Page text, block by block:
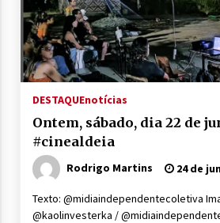
DESTAQUEnotícias
Ontem, sábado, dia 22 de
#cinealdeia
Rodrigo Martins 24 de
Texto: @midiaindependentecoletiva
@kaolinvesterka /